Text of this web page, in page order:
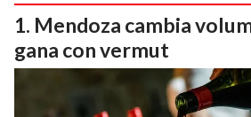
Mendoza cambia
gana con vermut